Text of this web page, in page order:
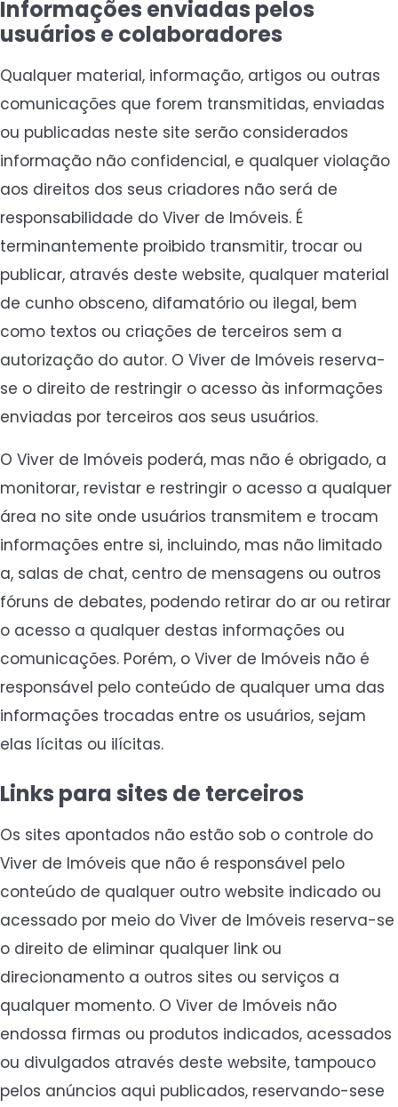
Informações enviadas pelos
usuários e colaboradores
Qualquer material, informação, artigos ou outras
comunicações que forem transmitidas, enviadas
ou publicadas neste site serão considerados
informação não confidencial, e qualquer violação
aos direitos dos seus criadores não será de
responsabilidade do Viver de Imóveis. É
terminantemente proibido transmitir, trocar ou
publicar, através deste website, qualquer material
de cunho obsceno, difamatório ou ilegal, bem
como textos ou criações de terceiros sem a
autorização do autor. O Viver de Imóveis reserva-
se o direito de restringir o acesso às informações
enviadas por terceiros aos seus usuários.
O Viver de Imóveis poderá, mas não é obrigado, a
monitorar, revistar e restringir o acesso a qualquer
área no site onde usuários transmitem e trocam
informações entre si, incluindo, mas não limitado
a, salas de chat, centro de mensagens ou outros
fóruns de debates, podendo retirar do ar ou retirar
o acesso a qualquer destas informações ou
comunicações. Porém, o Viver de Imóveis não é
responsável pelo conteúdo de qualquer uma das
informações trocadas entre os usuários, sejam
elas lícitas ou ilícitas.
Links para sites de terceiros
Os sites apontados não estão sob o controle do
Viver de Imóveis que não é responsável pelo
conteúdo de qualquer outro website indicado ou
acessado por meio do Viver de Imóveis reserva-se
o direito de eliminar qualquer link ou
direcionamento a outros sites ou serviços a
qualquer momento. O Viver de Imóveis não
endossa firmas ou produtos indicados, acessados
ou divulgados através deste website, tampouco
pelos anúncios aqui publicados, reservando-sese